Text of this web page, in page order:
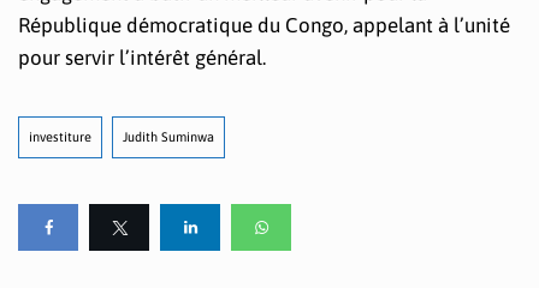
République démocratique du Congo, appelant à l’unité
pour servir l’intérêt général.
investiture Judith Suminwa